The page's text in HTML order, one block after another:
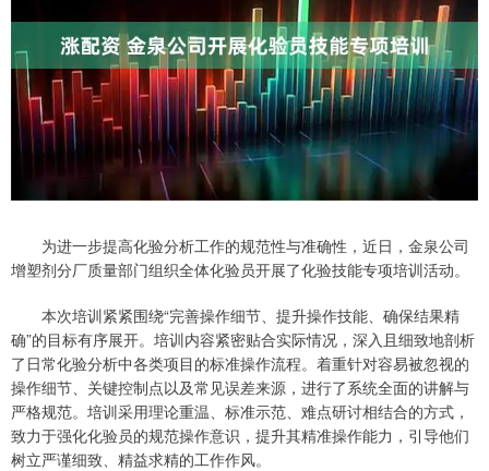
为进一步提高化验分析工作的规范性与准确性，近日，金泉公司
增塑剂分厂质量部门组织全体化验员开展了化验技能专项培训活动。
本次培训紧紧围绕“完善操作细节、提升操作技能、确保结果精
确”的目标有序展开。培训内容紧密贴合实际情况，深入且细致地剖析
了日常化验分析中各类项目的标准操作流程。着重针对容易被忽视的
操作细节、关键控制点以及常见误差来源，进行了系统全面的讲解与
严格规范。培训采用理论重温、标准示范、难点研讨相结合的方式，
致力于强化化验员的规范操作意识，提升其精准操作能力，引导他们
树立严谨细致、精益求精的工作作风。